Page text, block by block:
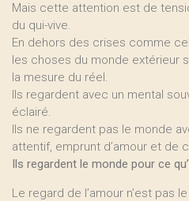
Mais cette attention est de
du qui-vive.
En dehors des crises comme
les choses du monde extérieur
la mesure du réel.
Ils regardent avec un mental
éclairé.
Ils ne regardent pas le monde
attentif, emprunt d’amour et de
Ils regardent le monde pour ce
Le regard de l’amour n’est pas